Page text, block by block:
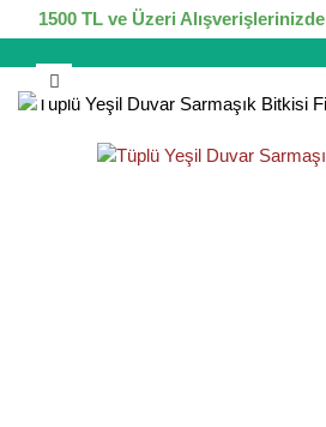
1500 TL ve Üzeri Alışverişlerinizde